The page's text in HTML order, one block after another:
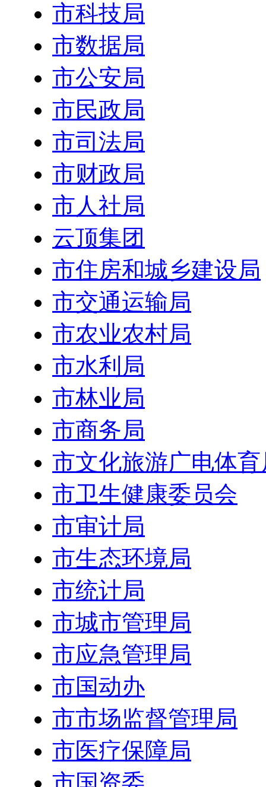
市科技局
市数据局
市公安局
市民政局
市司法局
市财政局
市人社局
云顶集团
市住房和城乡建设局
市交通运输局
市农业农村局
市水利局
市林业局
市商务局
市文化旅游广电体育
市卫生健康委员会
市审计局
市生态环境局
市统计局
市城市管理局
市应急管理局
市国动办
市市场监督管理局
市医疗保障局